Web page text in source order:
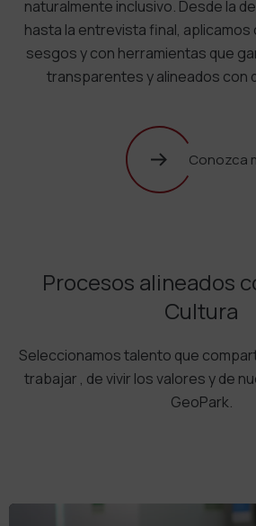
naturalmente inclusivo. Desde la
hasta la entrevista final,
sesgos y con herramientas que
transparentes y alineados con
Conozca
Procesos alineados
Cultura
Seleccionamos talento que
trabajar , de vivir los valores y de
GeoPark.